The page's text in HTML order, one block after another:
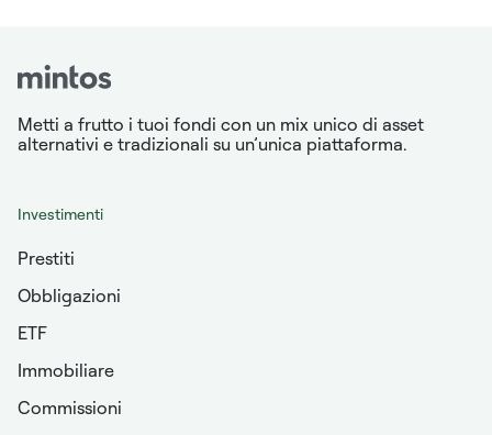
Metti a frutto i tuoi fondi con un mix unico di asset
alternativi e tradizionali su un’unica piattaforma.
Investimenti
Prestiti
Obbligazioni
ETF
Immobiliare
Commissioni